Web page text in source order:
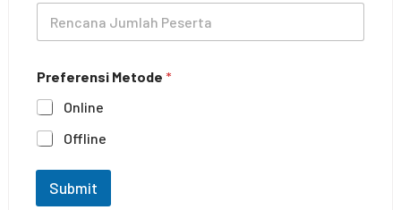
i
a
n
*
R
n
a
n
a
J
u
Preferensi Metode *
Online
Offline
Submit